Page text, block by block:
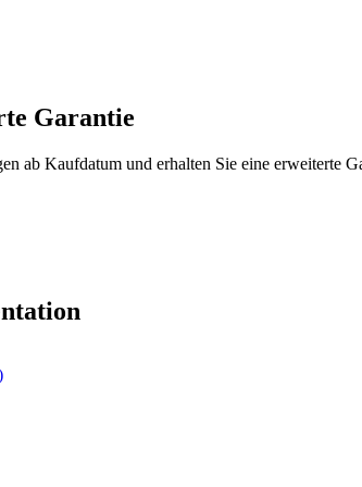
Garantie
ab Kaufdatum und erhalten Sie eine erweiterte